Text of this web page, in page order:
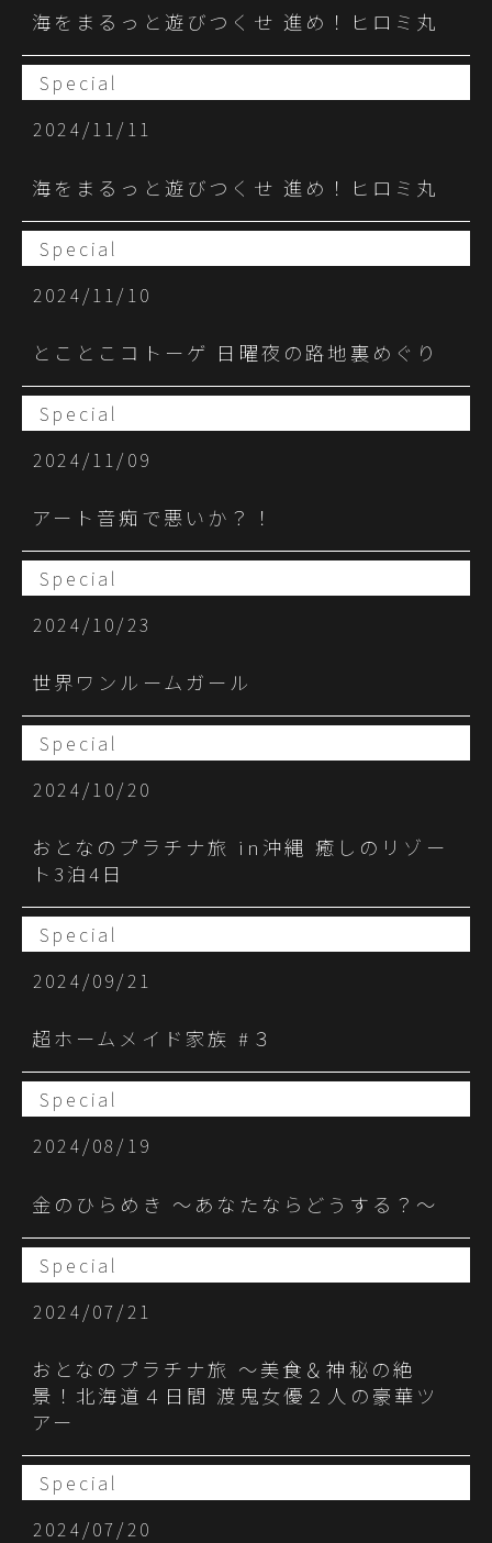
海をまるっと遊びつくせ 進め！ヒロミ丸
Special
2024/11/11
海をまるっと遊びつくせ 進め！ヒロミ丸
Special
2024/11/10
とことこコトーゲ 日曜夜の路地裏めぐり
Special
2024/11/09
アート音痴で悪いか？！
Special
2024/10/23
世界ワンルームガール
Special
2024/10/20
おとなのプラチナ旅 in沖縄 癒しのリゾー
ト3泊4日
Special
2024/09/21
超ホームメイド家族 #３
Special
2024/08/19
金のひらめき 〜あなたならどうする？〜
Special
2024/07/21
おとなのプラチナ旅 ～美食＆神秘の絶
景！北海道４日間 渡鬼女優２人の豪華ツ
アー
Special
2024/07/20